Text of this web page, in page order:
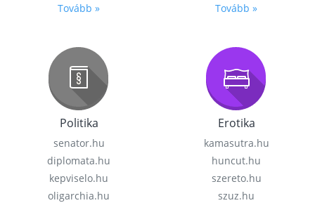
Tovább » Tovább »
Politika
senator.hu
diplomata.hu
kepviselo.hu
oligarchia.hu
Erotika
kamasutra.hu
huncut.hu
szereto.hu
szuz.hu